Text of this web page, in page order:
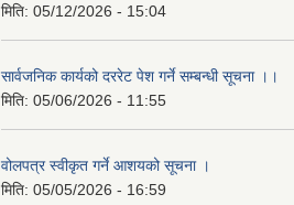
मिति: 05/12/2026 - 15:04
सार्वजनिक कार्यको दररेट पेश गर्ने सम्बन्धी सूचना ।।
मिति: 05/06/2026 - 11:55
वोलपत्र स्वीकृत गर्ने आशयको सूचना ।
मिति: 05/05/2026 - 16:59